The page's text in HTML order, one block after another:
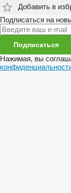
Добавить в
Подписаться на
Подписаться
Нажимая, вы